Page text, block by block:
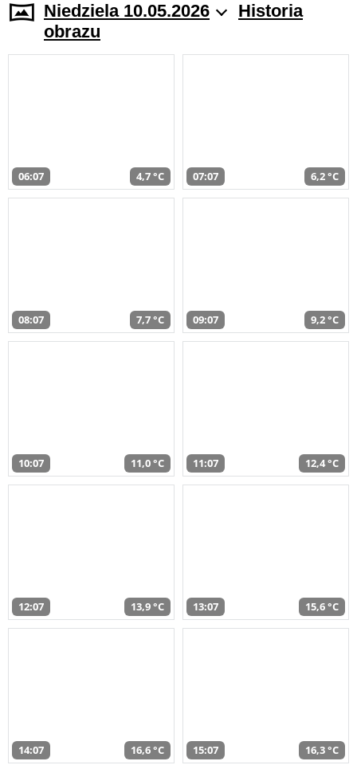
Niedziela 10.05.2026
Historia
obrazu
06:07 4,7 °C 07:07 6,2 °C
08:07 7,7 °C 09:07 9,2 °C
10:07 11,0 °C 11:07 12,4 °C
12:07 13,9 °C 13:07 15,6 °C
14:07 16,6 °C 15:07 16,3 °C